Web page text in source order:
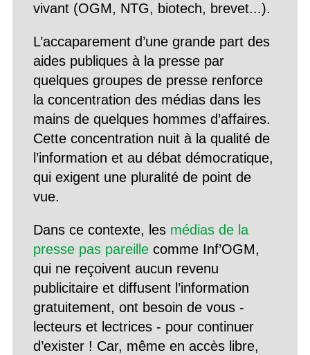
vivant (OGM, NTG, biotech, brevet...).
L’accaparement d’une grande part des
aides publiques à la presse par
quelques groupes de presse renforce
la concentration des médias dans les
mains de quelques hommes d’affaires.
Cette concentration nuit à la qualité de
l’information et au débat démocratique,
qui exigent une pluralité de point de
vue.
Dans ce contexte, les médias de la
presse pas pareillecomme Inf’OGM,
qui ne reçoivent aucun revenu
publicitaire et diffusent l’information
gratuitement, ont besoin de vous -
lecteurs et lectrices - pour continuer
d’exister ! Car, même en accès libre,